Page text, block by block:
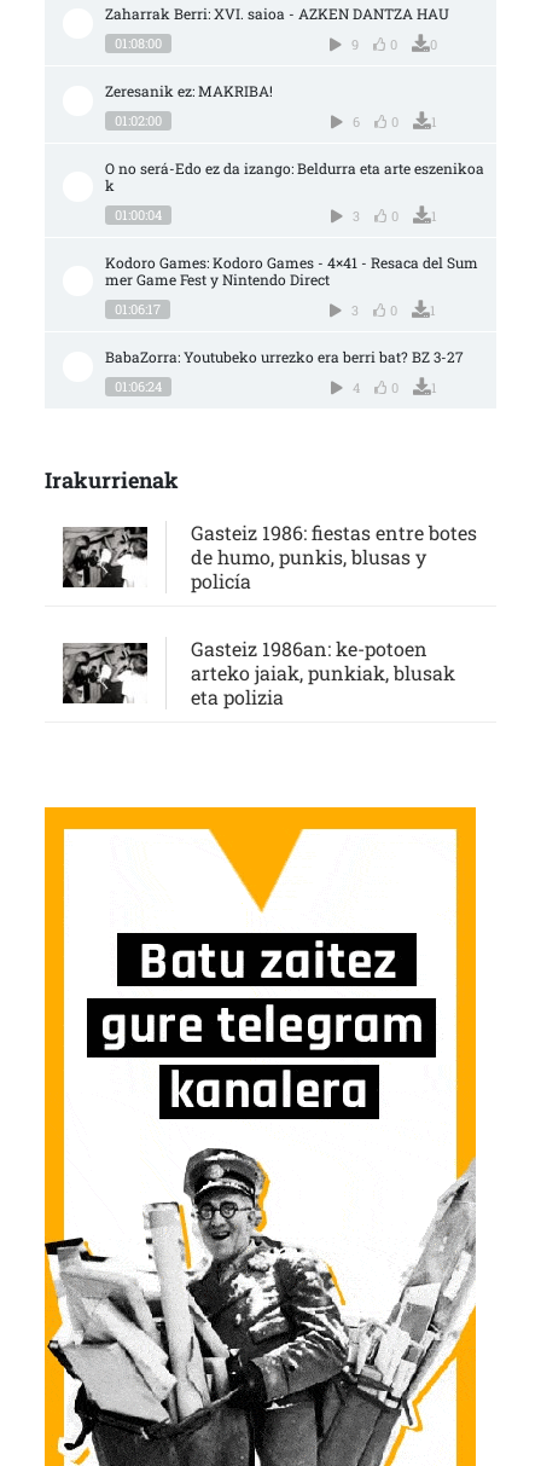
Zaharrak Berri: XVI. saioa - AZKEN DANTZA HAU
01:08:00 9 0 0
Zeresanik ez: MAKRIBA!
01:02:00 6 0 1
O no será-Edo ez da izango: Beldurra eta arte eszenikoa
k
01:00:04 3 0 1
Kodoro Games: Kodoro Games - 4×41 - Resaca del Sum
mer Game Fest y Nintendo Direct
01:06:17 3 0 1
BabaZorra: Youtubeko urrezko era berri bat? BZ 3-27
01:06:24 4 0 1
Irakurrienak
Gasteiz 1986: fiestas entre botes
de humo, punkis, blusas y
policía
Gasteiz 1986an: ke-potoen
arteko jaiak, punkiak, blusak
eta polizia